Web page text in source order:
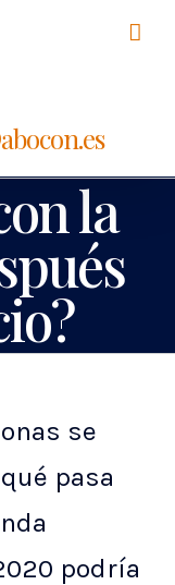
la
se
pasa
podría